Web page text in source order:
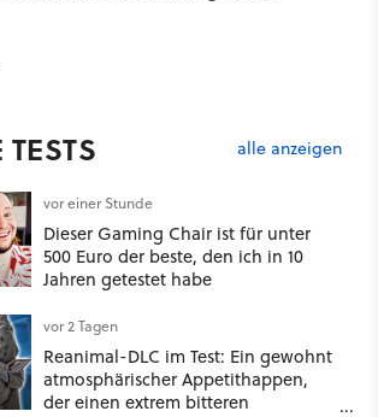
alle anzeigen
vor einer Stunde
Dieser Gaming Chair ist für unter
500 Euro der beste, den ich in 10
Jahren getestet habe
vor 2 Tagen
Reanimal-DLC im Test: Ein gewohnt
atmosphärischer Appetithappen,
der einen extrem bitteren